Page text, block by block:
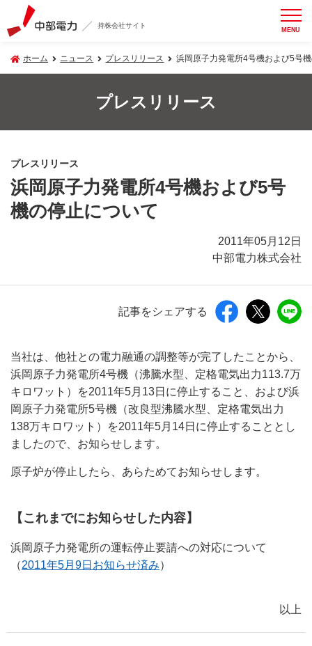
持株会社サイト MENU
ホーム ニュース プレスリリース 浜岡原子力発電所4号機および5号
プレスリリース
プレスリリース
浜岡原子力発電所4号機および5号
機の停止について
2011年05月12日
中部電力株式会社
記事をシェアする
当社は、他社との電力融通の調整等が完了したことから、
浜岡原子力発電所4号機（沸騰水型、定格電気出力113.7万
キロワット）を2011年5月13日に停止すること、および浜
岡原子力発電所5号機（改良型沸騰水型、定格電気出力
138万キロワット）を2011年5月14日に停止することとし
ましたので、お知らせします。
原子炉が停止したら、あらためてお知らせします。
【これまでにお知らせした内容】
浜岡原子力発電所の運転停止要請への対応について
（2011年5月9日お知らせ済み）
以上